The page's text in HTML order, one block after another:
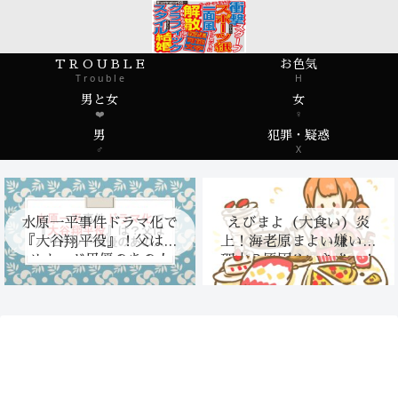
T R O U B L E
T r o u b l e
お色気
H
男と女
❤️
女
♀
男
♂
犯罪・疑惑
X
水原一平事件ドラマ化で
『大谷翔平役』！父はハ
リウッド男優のあの人
えびまよ（大食い）炎
上！海老原まよい嫌いな
理由？原因やいきさつ！